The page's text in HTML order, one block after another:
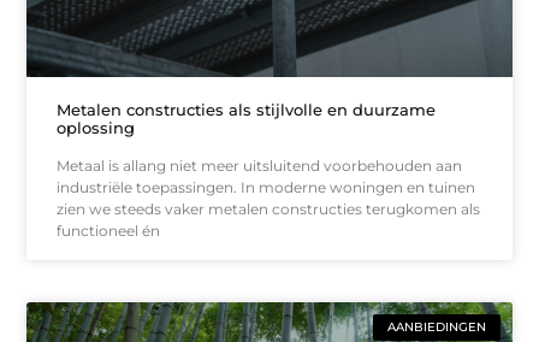
Metalen constructies als stijlvolle en duurzame
oplossing
Metaal is allang niet meer uitsluitend voorbehouden aan
industriële toepassingen. In moderne woningen en tuinen
zien we steeds vaker metalen constructies terugkomen als
functioneel én
AANBIEDINGEN